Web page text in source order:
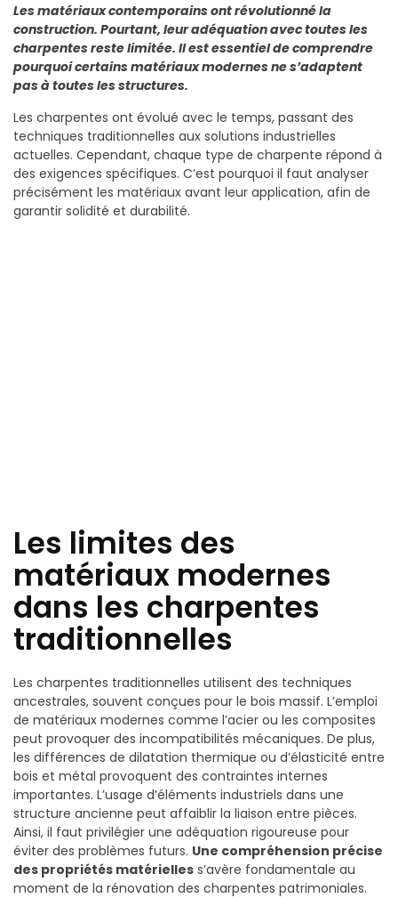
Les matériaux contemporains ont révolutionné la
construction. Pourtant, leur adéquation avec toutes les
charpentes reste limitée. Il est essentiel de comprendre
pourquoi certains matériaux modernes ne s’adaptent
pas à toutes les structures.
Les charpentes ont évolué avec le temps, passant des
techniques traditionnelles aux solutions industrielles
actuelles. Cependant, chaque type de charpente répond à
des exigences spécifiques. C’est pourquoi il faut analyser
précisément les matériaux avant leur application, afin de
garantir solidité et durabilité.
Les limites des
matériaux modernes
dans les charpentes
traditionnelles
Les charpentes traditionnelles utilisent des techniques
ancestrales, souvent conçues pour le bois massif. L’emploi
de matériaux modernes comme l’acier ou les composites
peut provoquer des incompatibilités mécaniques. De plus,
les différences de dilatation thermique ou d’élasticité entre
bois et métal provoquent des contraintes internes
importantes. L’usage d’éléments industriels dans une
structure ancienne peut affaiblir la liaison entre pièces.
Ainsi, il faut privilégier une adéquation rigoureuse pour
éviter des problèmes futurs. Une compréhension précise
des propriétés matérielles s’avère fondamentale au
moment de la rénovation des charpentes patrimoniales.